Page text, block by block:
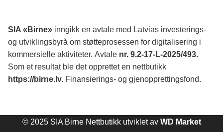
SIA «Birne» inngikk en avtale med Latvias investerings-
og utviklingsbyrå om støtteprosessen for digitalisering i
kommersielle aktiviteter. Avtale nr. 9.2-17-L-2025/493.
Som et resultat ble det opprettet en nettbutikk
https://birne.lv. Finansierings- og gjenopprettingsfond.
© 2025 SIA Birne Nettbutikk utviklet av WD Market